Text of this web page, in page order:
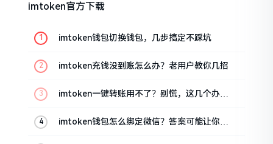
imtoken官方下载
imtoken钱包切换钱包，几步搞定不踩坑
imtoken充钱没到账怎么办？老用户教你几招
imtoken一键转账用不了？别慌，这几个办法
imtoken钱包怎么绑定微信？答案可能让你失